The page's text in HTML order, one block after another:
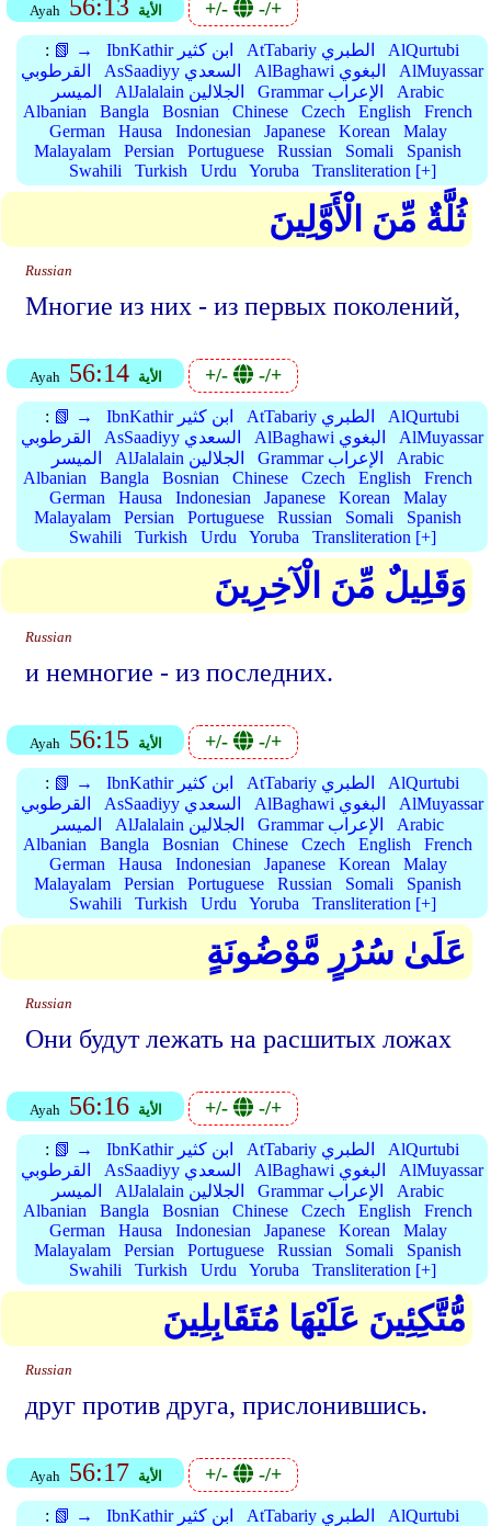
Ayah 56:13 الأية +/- -/+
: 📗 → IbnKathir ابن كثير AtTabariy الطبري
AlQurtubi
القرطوبي
AsSaadiyy السعدي AlBaghawi البغوي
AlMuyassar
الميسر
AlJalalain الجلالين Grammar الإعراب
Arabic
Albanian
Bangla Bosnian Chinese Czech English
French
German
Hausa Indonesian Japanese Korean
Malay
Malayalam
Persian Portuguese Russian Somali
Spanish
Swahili
Turkish Urdu Yoruba Transliteration [+]
ثُلَّةٌ مِّنَ الْأَوَّلِينَ
Russian
Многие из них - из первых поколений,
Ayah 56:14 الأية +/- -/+
: 📗 → IbnKathir ابن كثير AtTabariy الطبري
AlQurtubi
القرطوبي
AsSaadiyy السعدي AlBaghawi البغوي
AlMuyassar
الميسر
AlJalalain الجلالين Grammar الإعراب
Arabic
Albanian
Bangla Bosnian Chinese Czech English
French
German
Hausa Indonesian Japanese Korean
Malay
Malayalam
Persian Portuguese Russian Somali
Spanish
Swahili
Turkish Urdu Yoruba Transliteration [+]
وَقَلِيلٌ مِّنَ الْآخِرِينَ
Russian
и немногие - из последних.
Ayah 56:15 الأية +/- -/+
: 📗 → IbnKathir ابن كثير AtTabariy الطبري
AlQurtubi
القرطوبي
AsSaadiyy السعدي AlBaghawi البغوي
AlMuyassar
الميسر
AlJalalain الجلالين Grammar الإعراب
Arabic
Albanian
Bangla Bosnian Chinese Czech English
French
German
Hausa Indonesian Japanese Korean
Malay
Malayalam
Persian Portuguese Russian Somali
Spanish
Swahili
Turkish Urdu Yoruba Transliteration [+]
عَلَىٰ سُرُرٍ مَّوْضُونَةٍ
Russian
Они будут лежать на расшитых ложах
Ayah 56:16 الأية +/- -/+
: 📗 → IbnKathir ابن كثير AtTabariy الطبري
AlQurtubi
القرطوبي
AsSaadiyy السعدي AlBaghawi البغوي
AlMuyassar
الميسر
AlJalalain الجلالين Grammar الإعراب
Arabic
Albanian
Bangla Bosnian Chinese Czech English
French
German
Hausa Indonesian Japanese Korean
Malay
Malayalam
Persian Portuguese Russian Somali
Spanish
Swahili
Turkish Urdu Yoruba Transliteration [+]
مُّتَّكِئِينَ عَلَيْهَا مُتَقَابِلِينَ
Russian
друг против друга, прислонившись.
Ayah 56:17 الأية +/- -/+
: 📗 → IbnKathir ابن كثير AtTabariy الطبري
AlQurtubi